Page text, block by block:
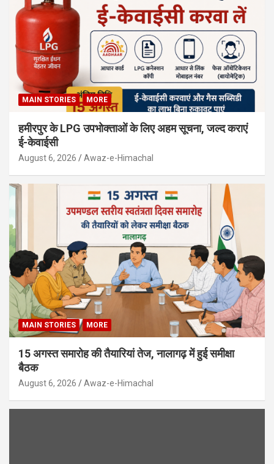
MAIN STORIES MORE
हमीरपुर के LPG उपभोक्ताओं के लिए अहम सूचना, जल्द कराएं
ई-केवाईसी
August 6, 2026 Awaz-e-Himachal
MAIN STORIES MORE
15 अगस्त समारोह की तैयारियां तेज, नालागढ़ में हुई समीक्षा
बैठक
August 6, 2026 Awaz-e-Himachal